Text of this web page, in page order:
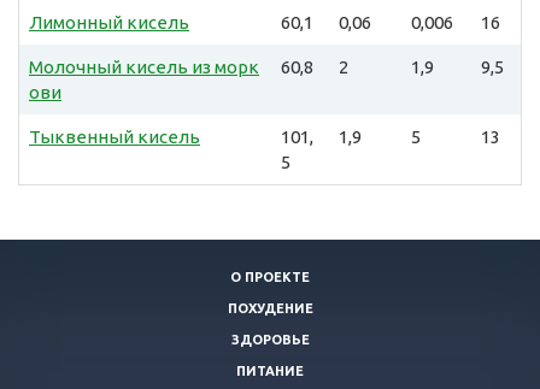
Лимонный кисель 60,1 0,06 0,006 16
Молочный кисель из морк
ови
60,8 2 1,9 9,5
Тыквенный кисель
101,
5
1,9 5 13
О ПРОЕКТЕ
ПОХУДЕНИЕ
ЗДОРОВЬЕ
ПИТАНИЕ